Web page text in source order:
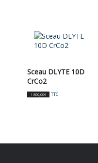
Sceau DLYTE 10D
CrCo2
1 800,00€ TTC